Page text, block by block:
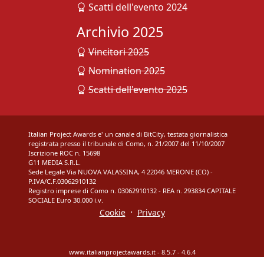
Scatti dell'evento 2024
Archivio 2025
Vincitori 2025
Nomination 2025
Scatti dell'evento 2025
Italian Project Awards e' un canale di BitCity, testata giornalistica
registrata presso il tribunale di Como, n. 21/2007 del 11/10/2007
Iscrizione ROC n. 15698
G11 MEDIA S.R.L.
Sede Legale Via NUOVA VALASSINA, 4 22046 MERONE (CO) -
P.IVA/C.F.03062910132
Registro imprese di Como n. 03062910132 - REA n. 293834 CAPITALE
SOCIALE Euro 30.000 i.v.
Cookie · Privacy
www.italianprojectawards.it - 8.5.7 - 4.6.4